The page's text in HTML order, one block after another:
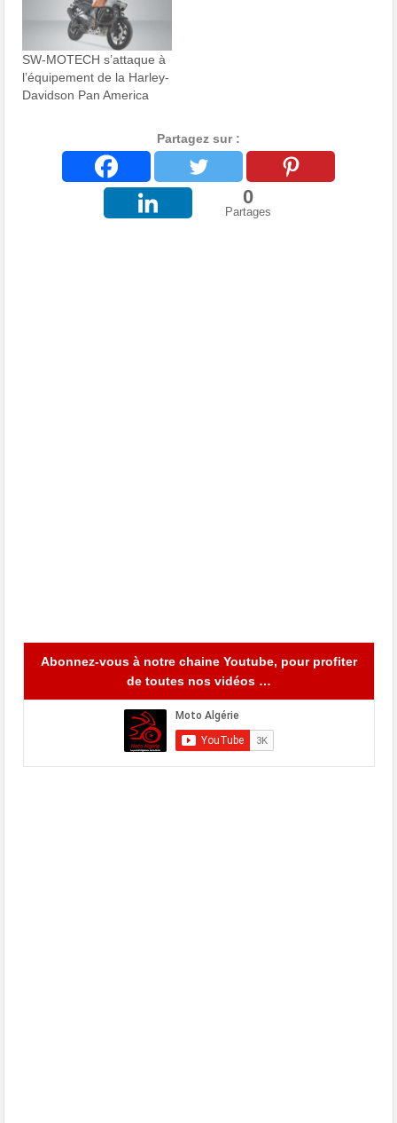
SW-MOTECH s’attaque à
l’équipement de la Harley-
Davidson Pan America
Partagez sur :
0
Partages
Abonnez-vous à notre chaine Youtube, pour profiter
de toutes nos vidéos …